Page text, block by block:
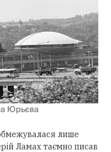
Юрьєва
лише
Ламах таємно писав